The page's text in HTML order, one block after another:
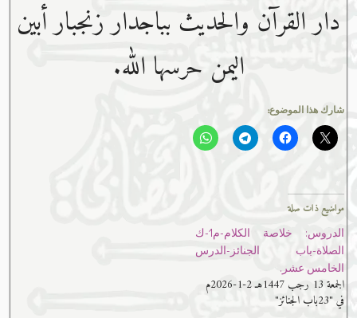
دار القرآن والحديث بباجدار زنجبار أبين
اليمن حرسها الله.
شارك هذا الموضوع:
مواضيع ذات صلة
الدروس: خلاصة الكلام-م1-ك
الصلاة-باب الجنائز-الدرس
الخامس عشر.
الجمعة 13 رجب 1447هـ 2-1-2026م
في "23باب الجنائز"